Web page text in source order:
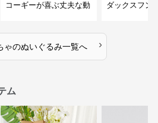
コーギーが喜ぶ丈夫な動
ダックスフン
ゃのぬいぐるみ一覧へ ›
ム